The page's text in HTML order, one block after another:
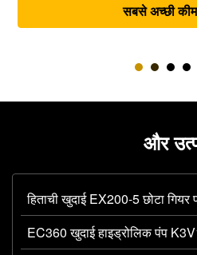
सबसे अच्छी
और
हिताची खुदाई EX200-5 छोटा
EC360 खुदाई हाइड्रोलिक पंप